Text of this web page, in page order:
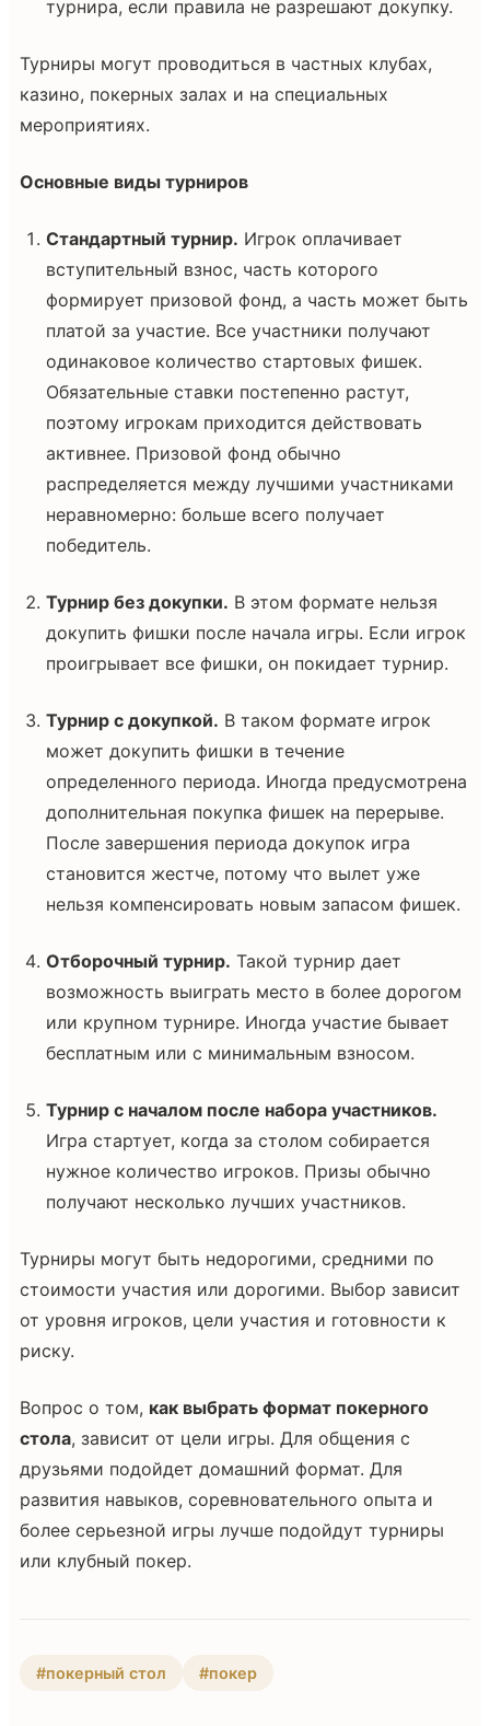
турнира, если правила не разрешают докупку.
Турниры могут проводиться в частных клубах,
казино, покерных залах и на специальных
мероприятиях.
Основные виды турниров
Стандартный турнир. Игрок оплачивает
вступительный взнос, часть которого
формирует призовой фонд, а часть может быть
платой за участие. Все участники получают
одинаковое количество стартовых фишек.
Обязательные ставки постепенно растут,
поэтому игрокам приходится действовать
активнее. Призовой фонд обычно
распределяется между лучшими участниками
неравномерно: больше всего получает
победитель.
Турнир без докупки. В этом формате нельзя
докупить фишки после начала игры. Если игрок
проигрывает все фишки, он покидает турнир.
Турнир с докупкой. В таком формате игрок
может докупить фишки в течение
определенного периода. Иногда предусмотрена
дополнительная покупка фишек на перерыве.
После завершения периода докупок игра
становится жестче, потому что вылет уже
нельзя компенсировать новым запасом фишек.
Отборочный турнир. Такой турнир дает
возможность выиграть место в более дорогом
или крупном турнире. Иногда участие бывает
бесплатным или с минимальным взносом.
Турнир с началом после набора участников.
Игра стартует, когда за столом собирается
нужное количество игроков. Призы обычно
получают несколько лучших участников.
Турниры могут быть недорогими, средними по
стоимости участия или дорогими. Выбор зависит
от уровня игроков, цели участия и готовности к
риску.
Вопрос о том, как выбрать формат покерного
стола, зависит от цели игры. Для общения с
друзьями подойдет домашний формат. Для
развития навыков, соревновательного опыта и
более серьезной игры лучше подойдут турниры
или клубный покер.
#покерный стол #покер